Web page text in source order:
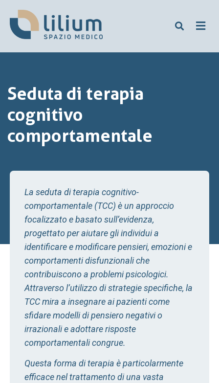
Seduta di terapia
cognitivo
comportamentale
La seduta di terapia cognitivo-
comportamentale (TCC) è un approccio
focalizzato e basato sull’evidenza,
progettato per aiutare gli individui a
identificare e modificare pensieri, emozioni e
comportamenti disfunzionali che
contribuiscono a problemi psicologici.
Attraverso l’utilizzo di strategie specifiche, la
TCC mira a insegnare ai pazienti come
sfidare modelli di pensiero negativi o
irrazionali e adottare risposte
comportamentali congrue.
Questa forma di terapia è particolarmente
efficace nel trattamento di una vasta